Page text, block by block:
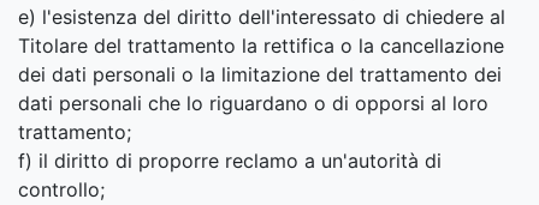
e) l'esistenza del diritto dell'interessato di chiedere al
Titolare del trattamento la rettifica o la cancellazione
dei dati personali o la limitazione del trattamento dei
dati personali che lo riguardano o di opporsi al loro
trattamento;
f) il diritto di proporre reclamo a un'autorità di
controllo;